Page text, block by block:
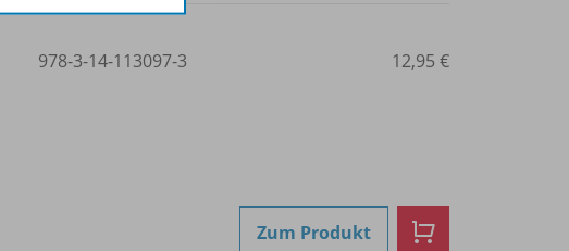
978-3-14-113097-3 12,95 €
Zum Produkt